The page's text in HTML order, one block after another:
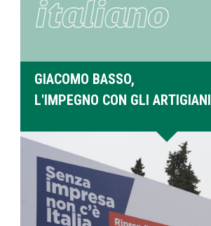
GIACOMO BASSO,
L'IMPEGNO CON GLI ARTIGIANI